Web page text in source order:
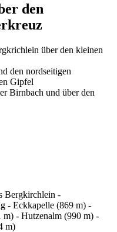
den
über den kleinen
den nordseitigen
Gipfel
Birnbach und über den
Bergkirchlein -
- Eckkapelle (869 m) -
m) - Hutzenalm (990 m) -
m)